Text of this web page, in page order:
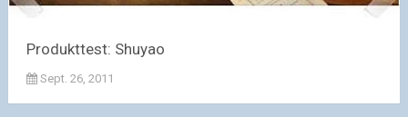
Produkttest: Shuyao
Sept. 26, 2011